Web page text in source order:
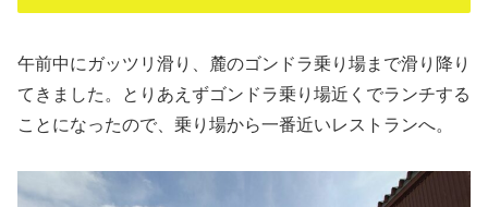
午前中にガッツリ滑り、麓のゴンドラ乗り場まで滑り降り
てきました。とりあえずゴンドラ乗り場近くでランチする
ことになったので、乗り場から一番近いレストランへ。